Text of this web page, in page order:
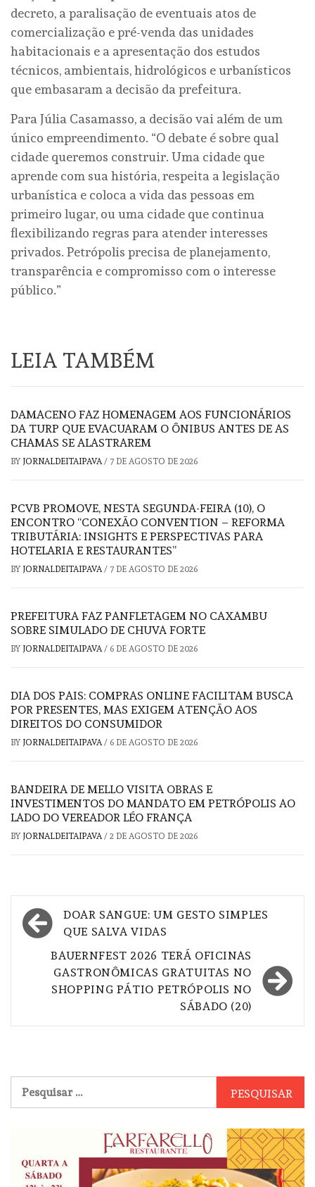
decreto, a paralisação de eventuais atos de
comercialização e pré-venda das unidades
habitacionais e a apresentação dos estudos
técnicos, ambientais, hidrológicos e urbanísticos
que embasaram a decisão da prefeitura.
Para Júlia Casamasso, a decisão vai além de um
único empreendimento. “O debate é sobre qual
cidade queremos construir. Uma cidade que
aprende com sua história, respeita a legislação
urbanística e coloca a vida das pessoas em
primeiro lugar, ou uma cidade que continua
flexibilizando regras para atender interesses
privados. Petrópolis precisa de planejamento,
transparência e compromisso com o interesse
público.”
LEIA TAMBÉM
DAMACENO FAZ HOMENAGEM AOS FUNCIONÁRIOS
DA TURP QUE EVACUARAM O ÔNIBUS ANTES DE AS
CHAMAS SE ALASTRAREM
BY JORNALDEITAIPAVA/ 7 DE AGOSTO DE 2026
PCVB PROMOVE, NESTA SEGUNDA-FEIRA (10), O
ENCONTRO “CONEXÃO CONVENTION – REFORMA
TRIBUTÁRIA: INSIGHTS E PERSPECTIVAS PARA
HOTELARIA E RESTAURANTES”
BY JORNALDEITAIPAVA/ 7 DE AGOSTO DE 2026
PREFEITURA FAZ PANFLETAGEM NO CAXAMBU
SOBRE SIMULADO DE CHUVA FORTE
BY JORNALDEITAIPAVA/ 6 DE AGOSTO DE 2026
DIA DOS PAIS: COMPRAS ONLINE FACILITAM BUSCA
POR PRESENTES, MAS EXIGEM ATENÇÃO AOS
DIREITOS DO CONSUMIDOR
BY JORNALDEITAIPAVA/ 6 DE AGOSTO DE 2026
BANDEIRA DE MELLO VISITA OBRAS E
INVESTIMENTOS DO MANDATO EM PETRÓPOLIS AO
LADO DO VEREADOR LÉO FRANÇA
BY JORNALDEITAIPAVA/ 2 DE AGOSTO DE 2026
Navegação
de
Post
DOAR SANGUE: UM GESTO SIMPLES
QUE SALVA VIDAS
BAUERNFEST 2026 TERÁ OFICINAS
GASTRONÔMICAS GRATUITAS NO
SHOPPING PÁTIO PETRÓPOLIS NO
SÁBADO (20)